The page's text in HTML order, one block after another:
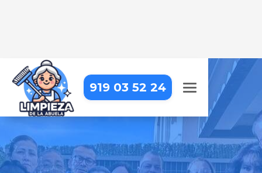
919 03 52 24
LIMPIEZA DE OFICINAS EN
MADRID – PUENTE DE
VALLECAS – ENTREVÍAS
Trabajar en una oficina impecable